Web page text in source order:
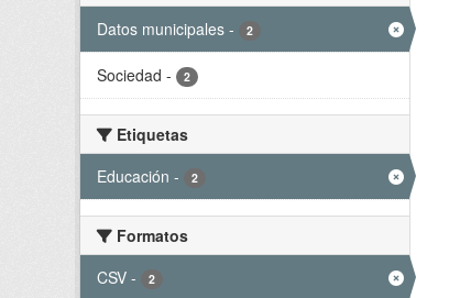
Datos municipales - 2
Sociedad - 2
Etiquetas
Educación - 2
Formatos
CSV - 2